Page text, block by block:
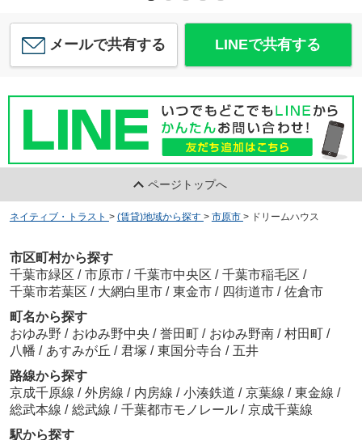
メールで共有する LINEで共有する
ページトップへ
ネイティブ・トラスト > (賃貸)地域から探す > 市原市 > ドリームハウス
市区町村から探す
千葉市緑区 / 市原市 / 千葉市中央区 / 千葉市稲毛区 /
千葉市若葉区 / 大網白里市 / 東金市 / 四街道市 / 佐倉市
町名から探す
おゆみ野 / おゆみ野中央 / 誉田町 / おゆみ野南 / 村田町 /
八幡 / あすみが丘 / 君塚 / 東国分寺台 / 五井
路線から探す
京成千原線 / 外房線 / 内房線 / 小湊鉄道 / 京葉線 / 東金線 /
総武本線 / 総武線 / 千葉都市モノレール / 京成千葉線
駅から探す